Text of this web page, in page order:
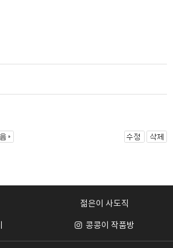
젊은이 사도직
콩콩이 작품방